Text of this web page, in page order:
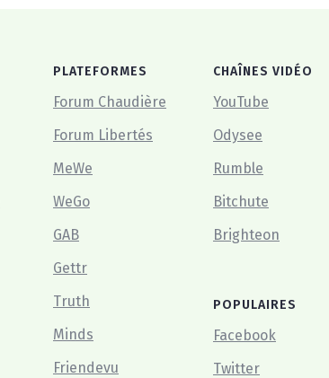
PLATEFORMES
Forum Chaudière
Forum Libertés
MeWe
WeGo
GAB
Gettr
Truth
Minds
Friendevu
CHAÎNES VIDÉO
YouTube
Odysee
Rumble
Bitchute
Brighteon
POPULAIRES
Facebook
Twitter